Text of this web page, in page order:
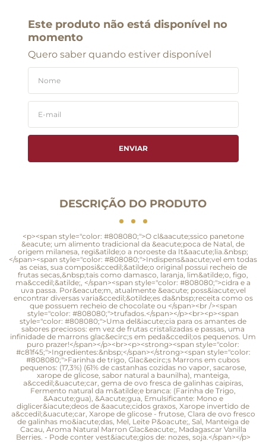
Este produto não está disponível no
momento
Quero saber quando estiver disponível
ENVIAR
DESCRIÇÃO DO PRODUTO
<p><span style="color: #808080;">O cl&aacute;ssico panetone
&eacute; um alimento tradicional da &eacute;poca de Natal, de
origem milanesa, regi&atilde;o a noroeste da It&aacute;lia.&nbsp;
</span><span style="color: #808080;">Indispens&aacute;vel em todas
as ceias, sua composi&ccedil;&atilde;o original possui recheio de
frutas secas,&nbsp;tais como damasco, laranja, lim&atilde;o, figo,
ma&ccedil;&atilde;, </span><span style="color: #808080;">cidra e a
uva passa. Por&eacute;m, atualmente &eacute; poss&iacute;vel
encontrar diversas varia&ccedil;&otilde;es da&nbsp;receita como os
que possuem recheio de chocolate ou </span><br /><span
style="color: #808080;">trufados.</span></p><br><p><span
style="color: #808080;">Uma del&iacute;cia para os amantes de
sabores preciosos: em vez de frutas cristalizadas e passas, uma
infinidade de marrons glac&ecirc;s em peda&ccedil;os pequenos. Um
puro prazer!</span></p><br><p><strong><span style="color:
#c81f45;">Ingredientes:&nbsp;</span></strong><span style="color:
#808080;">Farinha de trigo, Glac&ecirc;s Marrons em cubos
pequenos: (17,3%) (61% de castanhas cozidas no vapor, sacarose,
xarope de glicose, sabor natural a baunilha), manteiga,
a&ccedil;&uacute;car, gema de ovo fresca de galinhas caipiras,
Fermento natural da m&atilde;e branca: (Farinha de Trigo,
&Aacute;gua), &Aacute;gua, Emulsificante: Mono e
diglicer&iacute;deos de &aacute;cidos graxos, Xarope invertido de
a&ccedil;&uacute;car, Xarope de glicose - frutose, Clara de ovo fresco
de galinhas mo&iacute;das, Mel, Leite P&oacute;, Sal, Manteiga de
Cacau, Aroma Natural Marron Glac&eacute;, Madagascar Vanilla
Berries. - Pode conter vest&iacute;gios de: nozes, soja.</span></p>